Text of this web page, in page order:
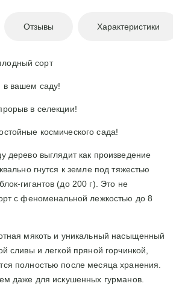
Отзывы Характеристики
сорт
в вашем саду!
в селекции!
космического сада!
дерево выглядит как произведение
гнутся к земле под тяжестью
гигантов (до 200 г). Это не
с феноменальной лежкостью до 8
мякоть и уникальный насыщенный
сливы и легкой пряной горчинкой,
полностью после месяца хранения.
даже для искушенных гурманов.